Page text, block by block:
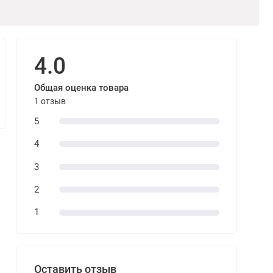
4.0
Общая оценка товара
1 отзыв
5
4
3
2
1
Оставить отзыв